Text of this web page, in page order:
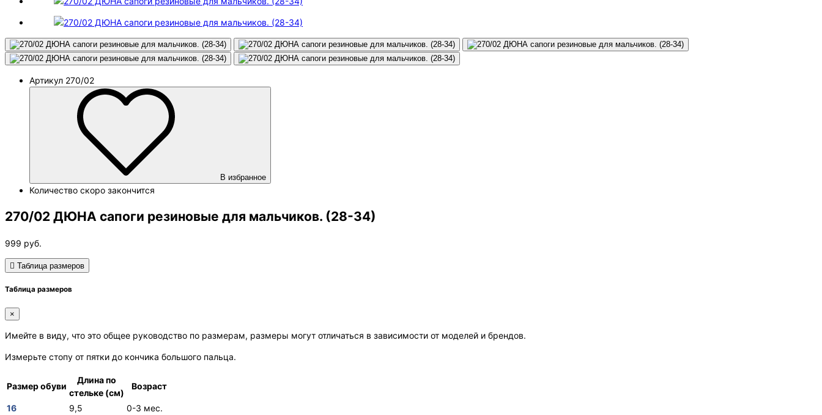
Артикул 270/02
В избранное
Количество скоро закончится
270/02 ДЮНА сапоги резиновые для мальчиков. (28-34)
999 руб.
Таблица размеров
Таблица размеров
×
Имейте в виду, что это общее руководство по размерам, размеры могут отличаться в зависимости от моделей и брендов.
Измерьте стопу от пятки до кончика большого пальца.
Размер обуви
Длина по
стельке (см)
Возраст
16 9,5 0-3 мес.